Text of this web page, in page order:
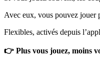
Avec eux, vous pouvez jouer
Flexibles, activés depuis
👉 Plus vous jouez, moins